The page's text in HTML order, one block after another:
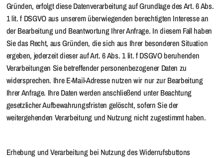
Gründen, erfolgt diese Datenverarbeitung auf Grundlage des Art. 6 Abs.
1 lit. f DSGVO aus unserem überwiegenden berechtigten Interesse an
der Bearbeitung und Beantwortung Ihrer Anfrage. In diesem Fall haben
Sie das Recht, aus Gründen, die sich aus Ihrer besonderen Situation
ergeben, jederzeit dieser auf Art. 6 Abs. 1 lit. f DSGVO beruhenden
Verarbeitungen Sie betreffender personenbezogener Daten zu
widersprechen. Ihre E-Mail-Adresse nutzen wir nur zur Bearbeitung
Ihrer Anfrage. Ihre Daten werden anschließend unter Beachtung
gesetzlicher Aufbewahrungsfristen gelöscht, sofern Sie der
weitergehenden Verarbeitung und Nutzung nicht zugestimmt haben.
Erhebung und Verarbeitung bei Nutzung des Widerrufsbuttons